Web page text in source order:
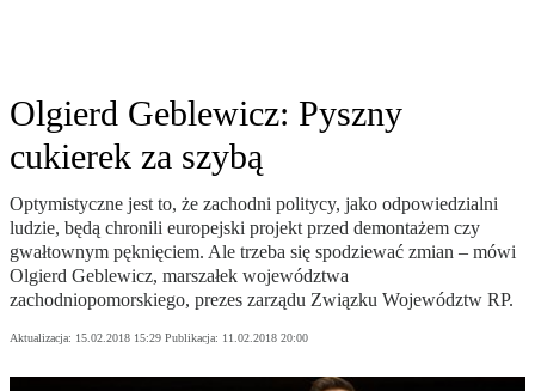
Olgierd Geblewicz: Pyszny
cukierek za szybą
Optymistyczne jest to, że zachodni politycy, jako odpowiedzialni
ludzie, będą chronili europejski projekt przed demontażem czy
gwałtownym pęknięciem. Ale trzeba się spodziewać zmian – mówi
Olgierd Geblewicz, marszałek województwa
zachodniopomorskiego, prezes zarządu Związku Województw RP.
Aktualizacja: 15.02.2018 15:29 Publikacja: 11.02.2018 20:00